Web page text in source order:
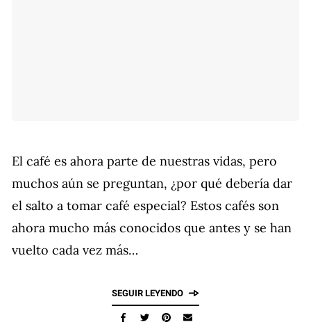
El café es ahora parte de nuestras vidas, pero
muchos aún se preguntan, ¿por qué debería dar
el salto a tomar café especial? Estos cafés son
ahora mucho más conocidos que antes y se han
vuelto cada vez más…
SEGUIR LEYENDO